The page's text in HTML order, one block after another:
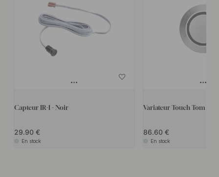
Capteur IR-1 - Noir
29.90
En stock
Variateur Touch Tom D-
86.60
En stock